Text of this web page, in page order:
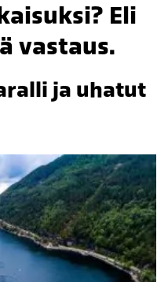
Eli
vastaus.
ja uhatut